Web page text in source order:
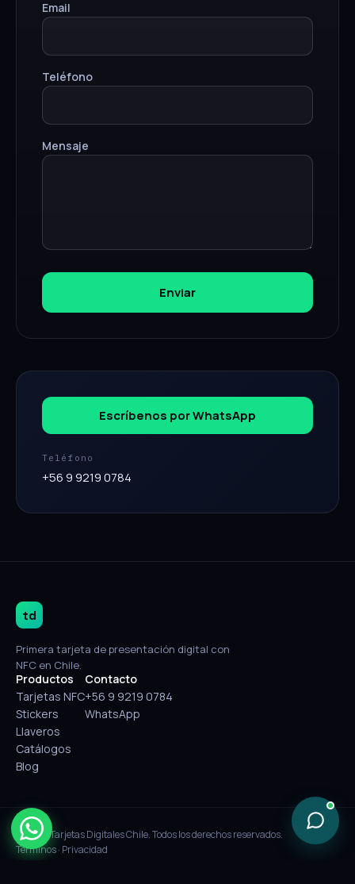
Email
Teléfono
Mensaje
Enviar
Escríbenos por WhatsApp
Teléfono
+56 9 9219 0784
td
Primera tarjeta de presentación digital con
NFC en Chile.
Productos
Tarjetas NFC
Stickers
Llaveros
Catálogos
Blog
Contacto
+56 9 9219 0784
WhatsApp
© 2026 Tarjetas Digitales Chile. Todos los derechos reservados.
Términos· Privacidad